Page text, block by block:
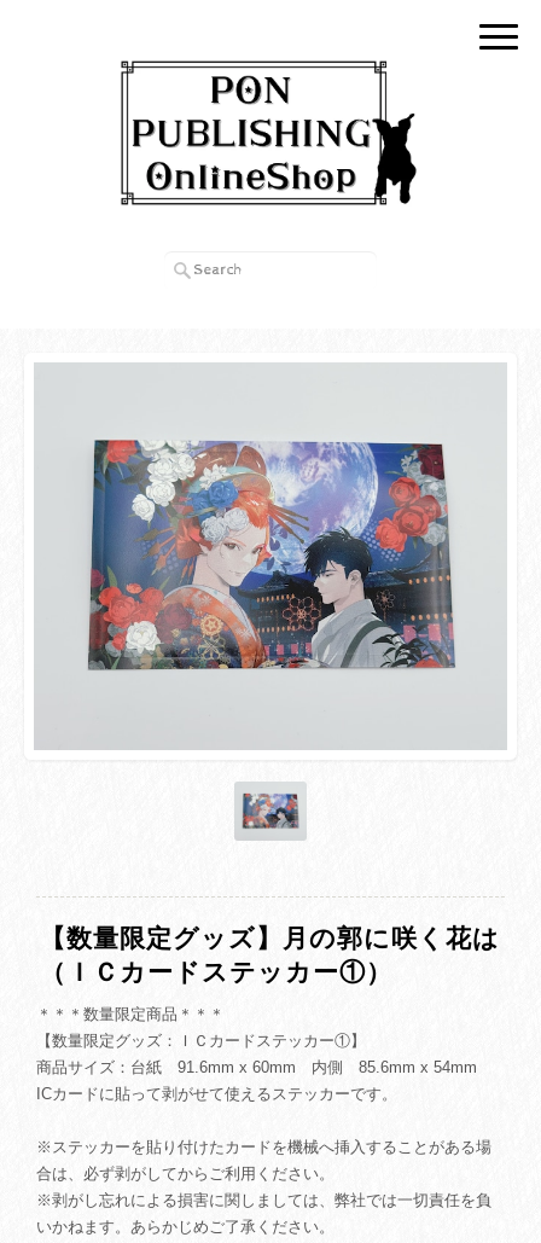
【数量限定グッズ】月の郭に咲く花は
（ＩＣカードステッカー①）
＊＊＊数量限定商品＊＊＊
【数量限定グッズ：ＩＣカードステッカー①】
商品サイズ：台紙 91.6mm x 60mm 内側 85.6mm x 54mm
ICカードに貼って剥がせて使えるステッカーです。
※ステッカーを貼り付けたカードを機械へ挿入することがある場
合は、必ず剥がしてからご利用ください。
※剥がし忘れによる損害に関しましては、弊社では一切責任を負
いかねます。あらかじめご了承ください。